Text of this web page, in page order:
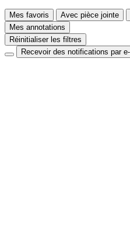
Mes favoris Avec pièce jointe
Mes annotations
Réinitialiser les filtres
Recevoir des notifications par